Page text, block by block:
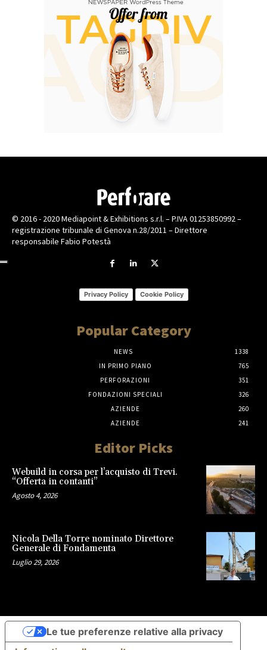
© 2016 - 2020 Mediapoint & Exhibitions s.r.l. – P.IVA 01253850992 –
registrazione tribunale di Genova n.28/2011 – Direttore
responsabile Fabio Potestà
Privacy Policy Cookie Policy
Popular Category
NEWS
1338
IN PRIMO PIANO
765
PERFORAZIONI
351
FONDAZIONI SPECIALI
326
AZIENDE
260
AZIENDE
241
Editor Picks
Webuild in corsa per l’acquisto di Trevi.
“Offerta in contanti”
Agosto 4, 2026
Nicola Della Torre nominato Direttore
Generale di Fondamenta
Luglio 29, 2026
Le tue preferenze relative alla privacy